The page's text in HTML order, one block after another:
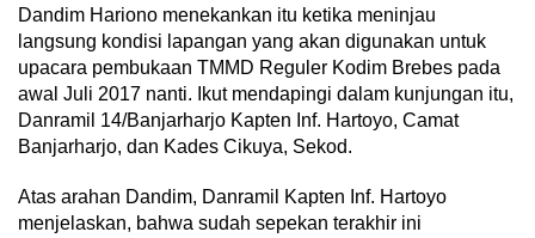
Dandim Hariono menekankan itu ketika meninjau
langsung kondisi lapangan yang akan digunakan untuk
upacara pembukaan TMMD Reguler Kodim Brebes pada
awal Juli 2017 nanti. Ikut mendapingi dalam kunjungan itu,
Danramil 14/Banjarharjo Kapten Inf. Hartoyo, Camat
Banjarharjo, dan Kades Cikuya, Sekod.
Atas arahan Dandim, Danramil Kapten Inf. Hartoyo
menjelaskan, bahwa sudah sepekan terakhir ini